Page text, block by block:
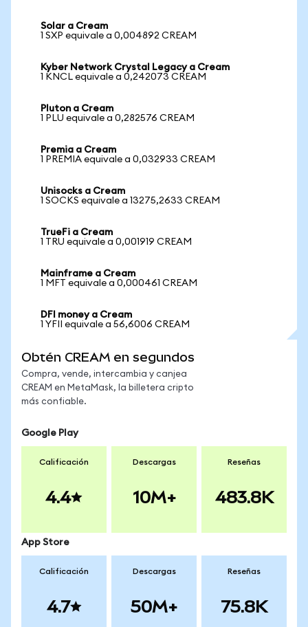
Solar a Cream
1 SXP equivale a 0,004892 CREAM
Kyber Network Crystal Legacy a Cream
1 KNCL equivale a 0,242073 CREAM
Pluton a Cream
1 PLU equivale a 0,282576 CREAM
Premia a Cream
1 PREMIA equivale a 0,032933 CREAM
Unisocks a Cream
1 SOCKS equivale a 13275,2633 CREAM
TrueFi a Cream
1 TRU equivale a 0,001919 CREAM
Mainframe a Cream
1 MFT equivale a 0,000461 CREAM
DFI money a Cream
1 YFII equivale a 56,6006 CREAM
Obtén CREAM en segundos
Compra, vende, intercambia y canjea
CREAM en MetaMask, la billetera cripto
más confiable.
Google Play
Calificación
4.4
Descargas
10M+
Reseñas
483.8K
App Store
Calificación
4.7
Descargas
50M+
Reseñas
75.8K